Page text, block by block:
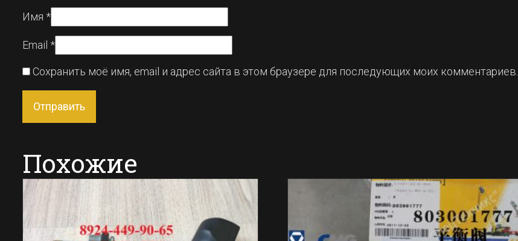
Имя *
Email *
Сохранить моё имя, email и адрес сайта в этом браузере для последующих моих комментариев.
Похожие